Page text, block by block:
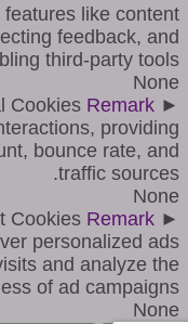
like content
feedback, and
third-party tools.
None
►
Cookies Remark
providing
bounce rate, and
traffic sources.
None
►
Cookies Remark
personalized ads
and analyze the
of ad campaigns.
None